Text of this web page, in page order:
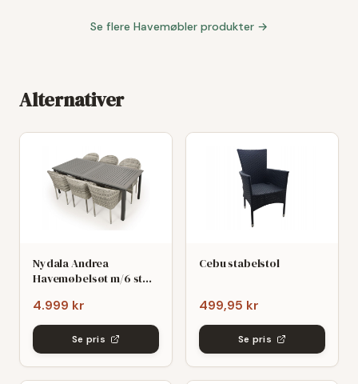
Se flere Havemøbler produkter →
Alternativer
Nydala Andrea
Havemøbelsøt m/6 stole
grø
4.999 kr
Se pris
Cebu stabelstol
499,95 kr
Se pris